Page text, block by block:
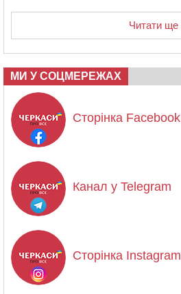
Читати ще
МИ У СОЦМЕРЕЖАХ
Сторінка Facebook
Канал у Telegram
Сторінка Instagram